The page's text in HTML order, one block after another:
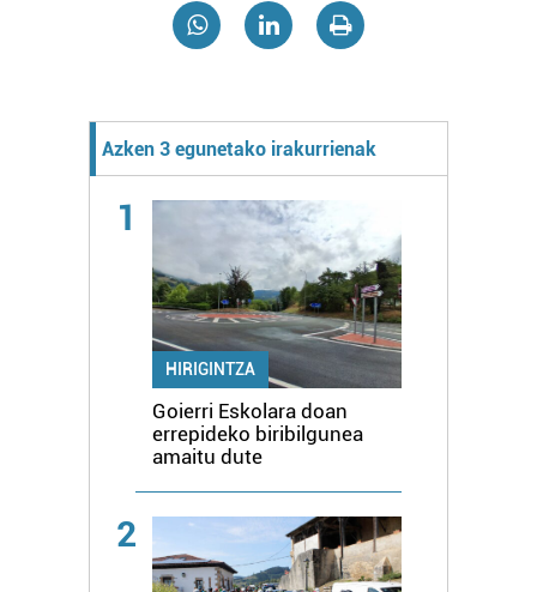
Azken 3 egunetako irakurrienak
1
HIRIGINTZA
Goierri Eskolara doan
errepideko biribilgunea
amaitu dute
2